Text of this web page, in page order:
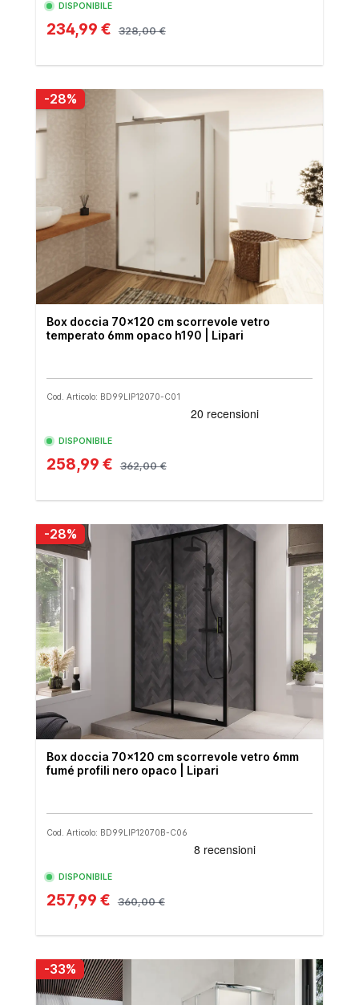
DISPONIBILE
234,99 € 328,00 €
-28%
Box doccia 70x120 cm scorrevole vetro
temperato 6mm opaco h190 | Lipari
Cod. Articolo: BD99LIP12070-C01
DISPONIBILE
258,99 € 362,00 €
-28%
Box doccia 70x120 cm scorrevole vetro 6mm
fumé profili nero opaco | Lipari
Cod. Articolo: BD99LIP12070B-C06
DISPONIBILE
257,99 € 360,00 €
-33%